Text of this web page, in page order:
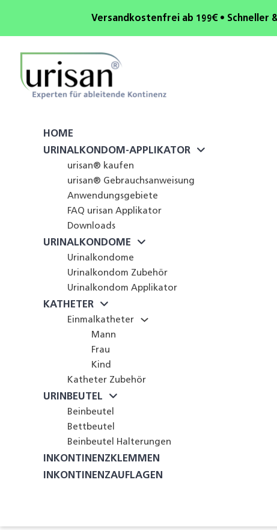
Versandkostenfrei ab 199€ • Schneller
HOME
URINALKONDOM-APPLIKATOR
urisan® kaufen
urisan® Gebrauchsanweisung
Anwendungsgebiete
FAQ urisan Applikator
Downloads
URINALKONDOME
Urinalkondome
Urinalkondom Zubehör
Urinalkondom Applikator
KATHETER
Einmalkatheter
Mann
Frau
Kind
Katheter Zubehör
URINBEUTEL
Beinbeutel
Bettbeutel
Beinbeutel Halterungen
INKONTINENZKLEMMEN
INKONTINENZAUFLAGEN